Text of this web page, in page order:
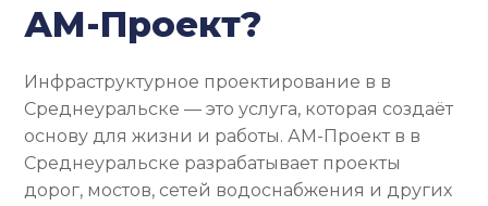
АМ-Проект?
Инфраструктурное проектирование в в
Среднеуральске — это услуга, которая создаёт
основу для жизни и работы. АМ-Проект в в
Среднеуральске разрабатывает проекты
дорог, мостов, сетей водоснабжения и других